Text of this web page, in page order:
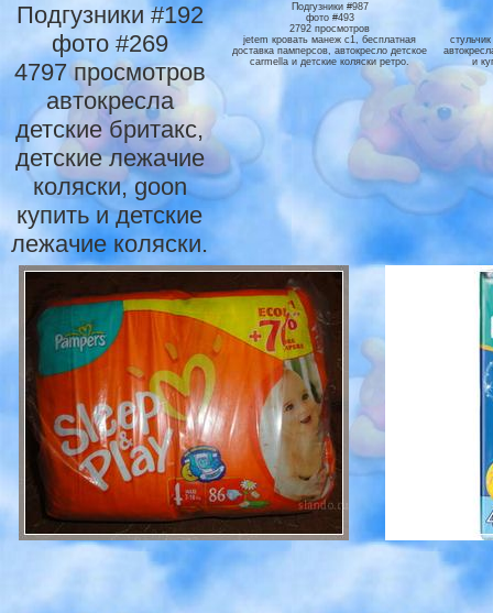
Подгузники #192
фото #269
4797 просмотров
автокресла
детские бритакс,
детские лежачие
коляски, goon
купить и детские
лежачие коляски.
Подгузники #987
фото #493
2792 просмотров
jetem кровать манеж с1, бесплатная
доставка памперсов, автокресло детское
carmella и детские коляски ретро.
и